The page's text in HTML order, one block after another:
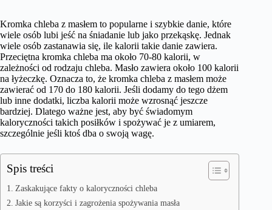
Kromka chleba z masłem to popularne i szybkie danie, które
wiele osób lubi jeść na śniadanie lub jako przekąskę. Jednak
wiele osób zastanawia się, ile kalorii takie danie zawiera.
Przeciętna kromka chleba ma około 70-80 kalorii, w
zależności od rodzaju chleba. Masło zawiera około 100 kalorii
na łyżeczkę. Oznacza to, że kromka chleba z masłem może
zawierać od 170 do 180 kalorii. Jeśli dodamy do tego dżem
lub inne dodatki, liczba kalorii może wzrosnąć jeszcze
bardziej. Dlatego ważne jest, aby być świadomym
kaloryczności takich posiłków i spożywać je z umiarem,
szczególnie jeśli ktoś dba o swoją wagę.
Spis treści
Zaskakujące fakty o kaloryczności chleba
Jakie są korzyści i zagrożenia spożywania masła